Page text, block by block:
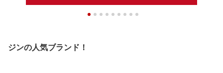
ジンの人気ブランド！